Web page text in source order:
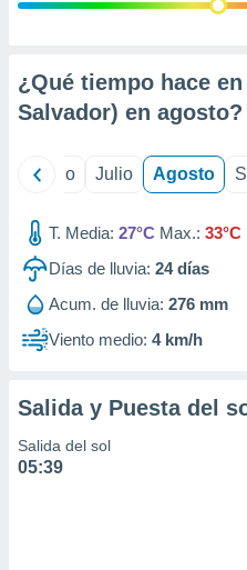
e
mediante
de
1199
¿Qué tiempo hace en
Salvador) en agosto?
Junio Julio Agosto
T. Media: 27°C Max.: 33°C
Días de lluvia: 24días
Acum. de lluvia: 276 mm
Viento medio: 4 km/h
Salida y Puesta del
Salida del sol
05:39